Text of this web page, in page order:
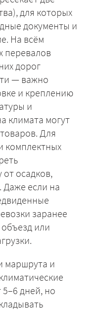
для которых
документы и
На всём
перевалов
дорог
— важно
и креплению
и
климата могут
Для
комплектных
осадков,
Даже если на
заранее
или
маршрута и
5–6 дней, но
520-05-23